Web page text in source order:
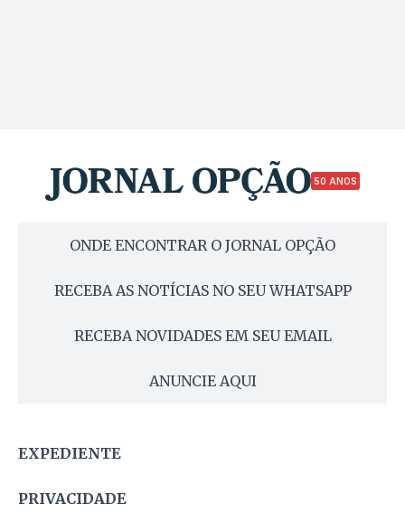
50 ANOS
ONDE ENCONTRAR O JORNAL OPÇÃO
RECEBA AS NOTÍCIAS NO SEU WHATSAPP
RECEBA NOVIDADES EM SEU EMAIL
ANUNCIE AQUI
EXPEDIENTE
PRIVACIDADE